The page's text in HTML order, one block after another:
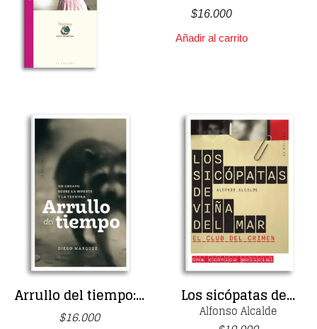
$16.000
Añadir al carrito
Arrullo del tiempo:...
$16.000
Los sicópatas de...
Alfonso Alcalde